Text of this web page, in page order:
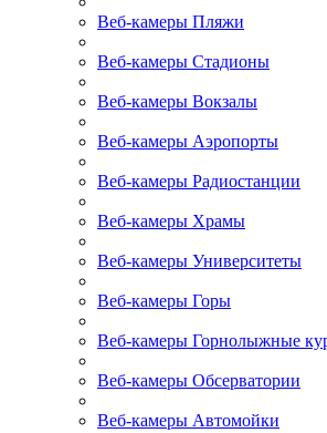
Веб-камеры Пляжи
Веб-камеры Стадионы
Веб-камеры Вокзалы
Веб-камеры Аэропорты
Веб-камеры Радиостанции
Веб-камеры Храмы
Веб-камеры Университеты
Веб-камеры Горы
Веб-камеры Горнолыжные
Веб-камеры Обсерватории
Веб-камеры Автомойки